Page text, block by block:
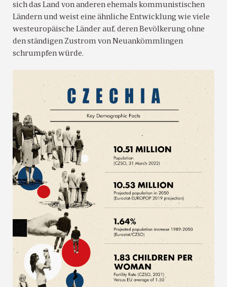
sich das Land von anderen ehemals kommunistischen
Ländern und weist eine ähnliche Entwicklung wie viele
westeuropäische Länder auf, deren Bevölkerung ohne
den ständigen Zustrom von Neuankömmlingen
schrumpfen würde.